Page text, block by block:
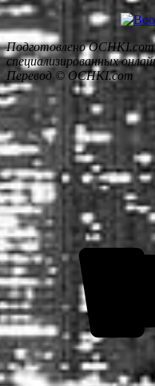
Подготовлено
специализированных
Перевод © OCHKI.com